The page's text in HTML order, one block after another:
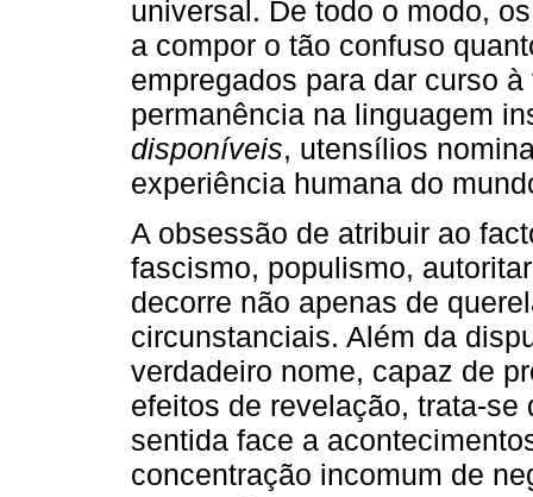
universal. De todo o modo,
a compor o tão confuso
empregados para dar curso
permanência na linguagem
disponíveis, utensílios
experiência humana do
A obsessão de atribuir ao
fascismo, populismo,
decorre não apenas de
circunstanciais. Além da
verdadeiro nome, capaz de
efeitos de revelação, trata-
sentida face a
concentração incomum de